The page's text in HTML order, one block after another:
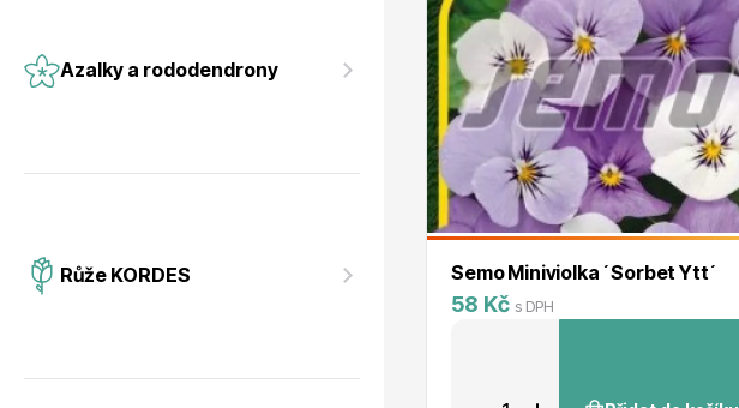
Semo Miniviolka ´Sorbet Ytt´
58 Kč s DPH
Azalky a rododendrony
Růže KORDES